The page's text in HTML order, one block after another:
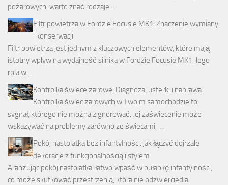
pożarowych, warto znać rodzaje …
Filtr powietrza w Fordzie Focusie MK1: Znaczenie wymiany
i konserwacji
Filtr powietrza jest jednym z kluczowych elementów, które mają
istotny wpływ na wydajność silnika w Fordzie Focusie MK1. Jego
rola w …
Kontrolka świece żarowe: Diagnoza, usterki i naprawa
Kontrolka świec żarowych w Twoim samochodzie to
sygnał, którego nie można zignorować. Jej zaświecenie może
wskazywać na problemy zarówno ze świecami, …
Pokój nastolatka bez infantylności: jak łączyć dojrzałe
dekoracje z funkcjonalnością i stylem
Aranżując pokój nastolatka, łatwo wpaść w pułapkę infantylności,
co może skutkować przestrzenią, która nie odzwierciedla